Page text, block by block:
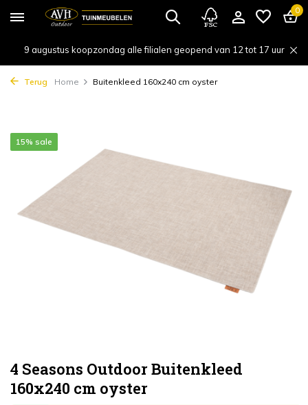
0
9 augustus koopzondag alle filialen geopend van 12 tot 17 uur
Terug Home Buitenkleed 160x240 cm oyster
4 Seasons Outdoor Buitenkleed
160x240 cm oyster
15% sale